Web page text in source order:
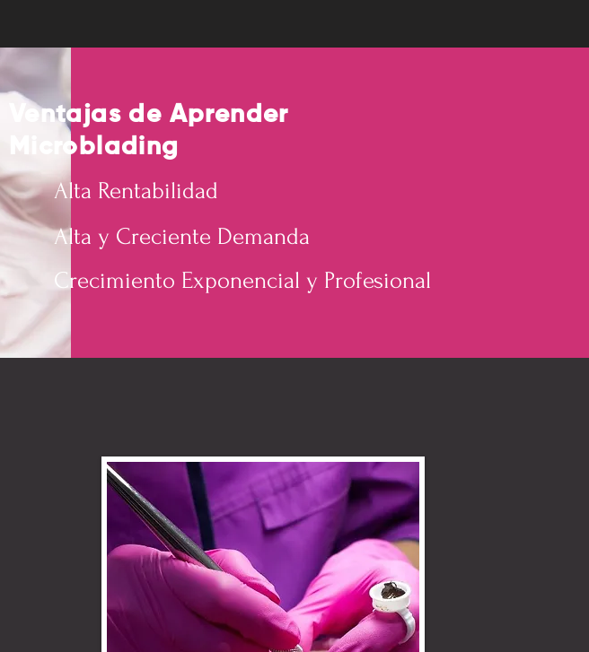
Ventajas de Aprender
Microblading
Alta Rentabilidad
Alta y Creciente Demanda
Crecimiento Exponencial y Profesional